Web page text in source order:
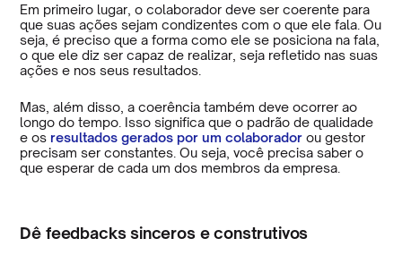
Em primeiro lugar, o colaborador deve ser coerente para
que suas ações sejam condizentes com o que ele fala. Ou
seja, é preciso que a forma como ele se posiciona na fala,
o que ele diz ser capaz de realizar, seja refletido nas suas
ações e nos seus resultados.
Mas, além disso, a coerência também deve ocorrer ao
longo do tempo. Isso significa que o padrão de qualidade
e os resultados gerados por um colaborador ou gestor
precisam ser constantes. Ou seja, você precisa saber o
que esperar de cada um dos membros da empresa.
Dê feedbacks sinceros e construtivos